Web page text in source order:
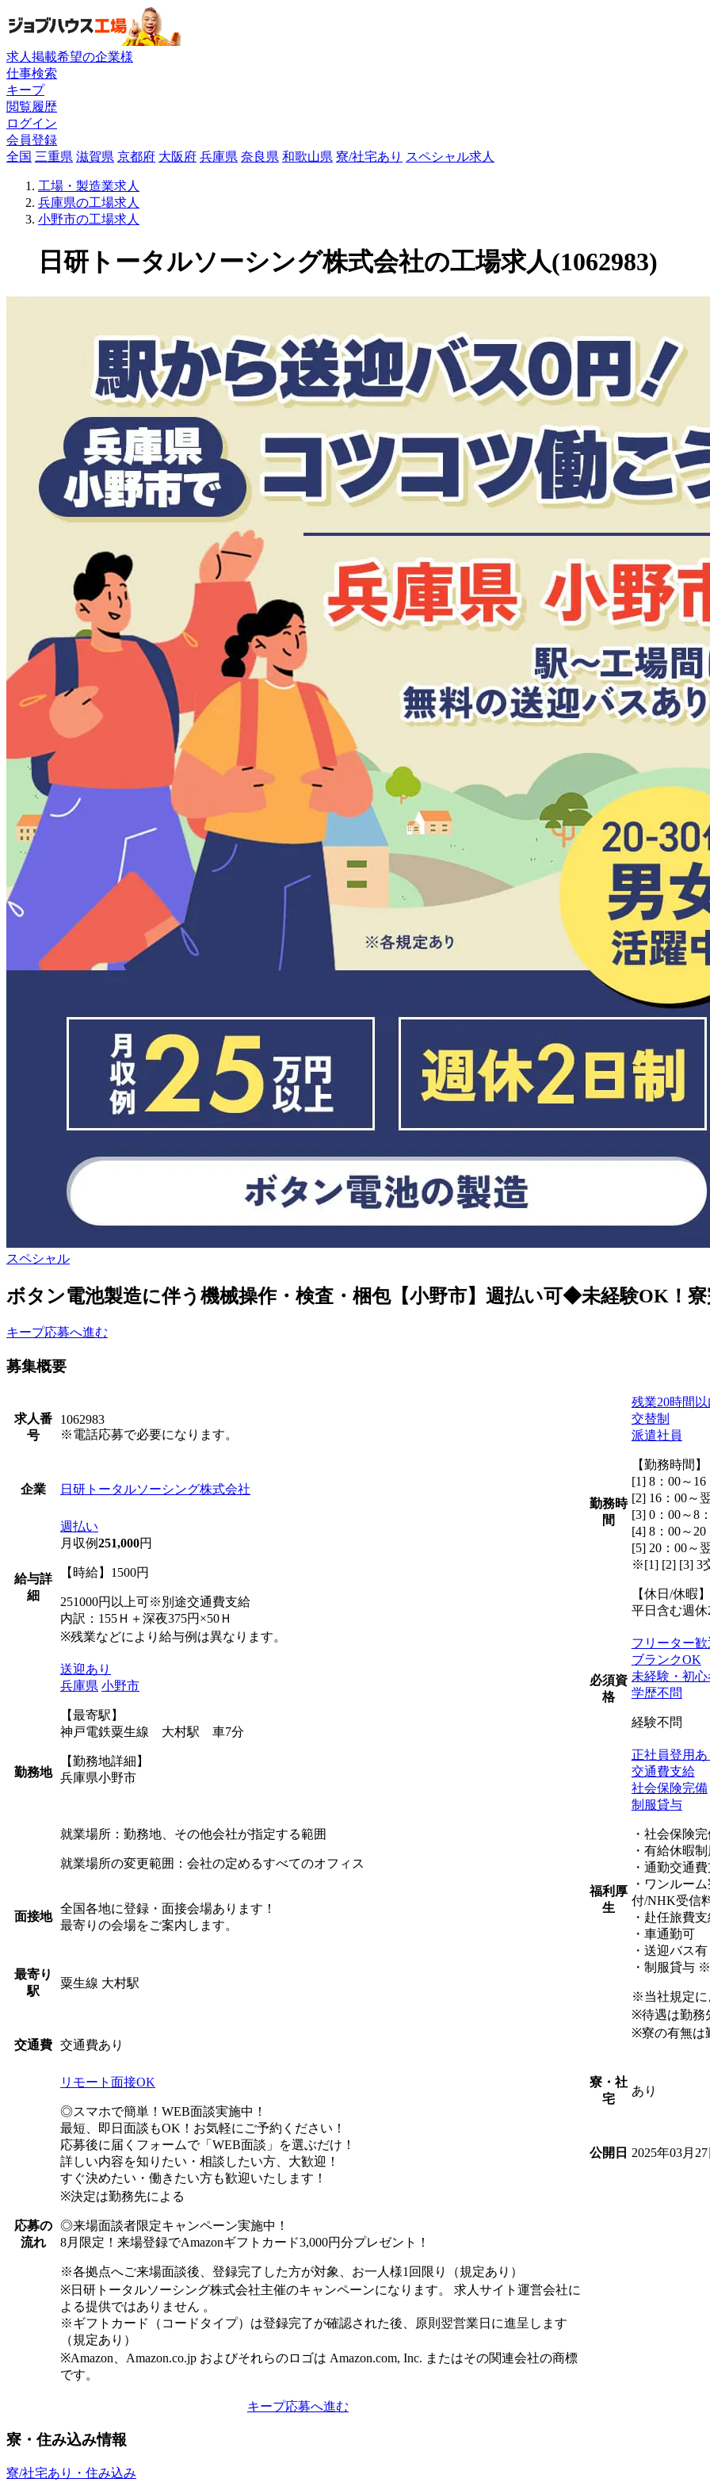
求人掲載希望の企業様
仕事検索
キープ
閲覧履歴
ログイン
会員登録
全国 三重県 滋賀県 京都府 大阪府 兵庫県 奈良県 和歌山県 寮/社宅あり スペシャル求人
工場・製造業求人
兵庫県の工場求人
小野市の工場求人
日研トータルソーシング株式会社の工場求人(1062983)
スペシャル
ボタン電池製造に伴う機械操作・検査・梱包【小野市】週払い可◆未経験OK！
キープ応募へ進む
募集概要
求人番
号
1062983
※電話応募で必要になります。
企業 日研トータルソーシング株式会社
給与詳
細
週払い
月収例251,000円
【時給】1500円
251000円以上可※別途交通費支給
内訳：155Ｈ＋深夜375円×50Ｈ
※残業などにより給与例は異なります。
勤務地
送迎あり
兵庫県 小野市
【最寄駅】
神戸電鉄粟生線 大村駅 車7分
【勤務地詳細】
兵庫県小野市
就業場所：勤務地、その他会社が指定する範囲
就業場所の変更範囲：会社の定めるすべてのオフィス
面接地
全国各地に登録・面接会場あります！
最寄りの会場をご案内します。
最寄り
駅
粟生線 大村駅
交通費 交通費あり
応募の
流れ
リモート面接OK
◎スマホで簡単！WEB面談実施中！
最短、即日面談もOK！お気軽にご予約ください！
応募後に届くフォームで「WEB面談」を選ぶだけ！
詳しい内容を知りたい・相談したい方、大歓迎！
すぐ決めたい・働きたい方も歓迎いたします！
※決定は勤務先による
◎来場面談者限定キャンペーン実施中！
8月限定！来場登録でAmazonギフトカード3,000円分プレゼント！
※各拠点へご来場面談後、登録完了した方が対象、お一人様1回限り（規定あり）
※日研トータルソーシング株式会社主催のキャンペーンになります。 求人サイト運営会社に
よる提供ではありません 。
※ギフトカード（コードタイプ）は登録完了が確認された後、原則翌営業日に進呈します
（規定あり）
※Amazon、Amazon.co.jp およびそれらのロゴは Amazon.com, Inc. またはその関連会社の商標
です。
勤務時
間
残業20時間以
交替制
派遣社員
【勤務時間】
[1] 8：00～16
[2] 16：00～
[3] 0：00～8
[4] 8：00～20
[5] 20：00～
※[1] [2] [3] 3
【休日/休暇】
平日含む週休
必須資
格
フリーター歓
ブランクOK
未経験・初
学歴不問
経験不問
福利厚
生
正社員登用あ
交通費支給
社会保険完備
制服貸与
・社会保険
・有給休暇
・通勤交通
・ワンルー
付/NHK受信
・赴任旅費
・車通勤可
・送迎バス有
・制服貸与
※当社規定に
※待遇は勤務
※寮の有無は
寮・社
宅
あり
公開日 2025年03月
キープ応募へ進む
寮・住み込み情報
寮/社宅あり・住み込み